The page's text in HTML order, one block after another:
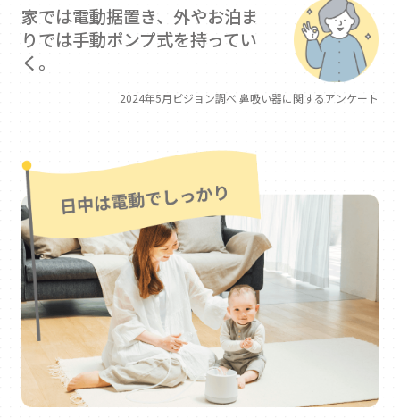
家では電動据置き、外やお泊ま
りでは手動ポンプ式を持ってい
く。
2024年5月ピジョン調べ 鼻吸い器に関するアンケート